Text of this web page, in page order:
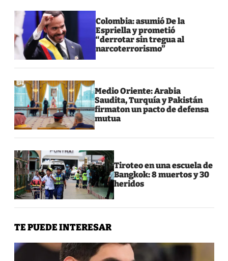
Colombia: asumió De la
Espriella y prometió
“derrotar sin tregua al
narcoterrorismo”
Medio Oriente: Arabia
Saudita, Turquía y Pakistán
firmaton un pacto de defensa
mutua
Tiroteo en una escuela de
Bangkok: 8 muertos y 30
heridos
TE PUEDE INTERESAR